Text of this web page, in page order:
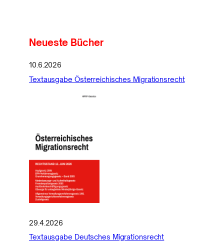
Neueste Bücher
10.6.2026
Textausgabe Österreichisches Migrationsrecht
29.4.2026
Textausgabe Deutsches Migrationsrecht